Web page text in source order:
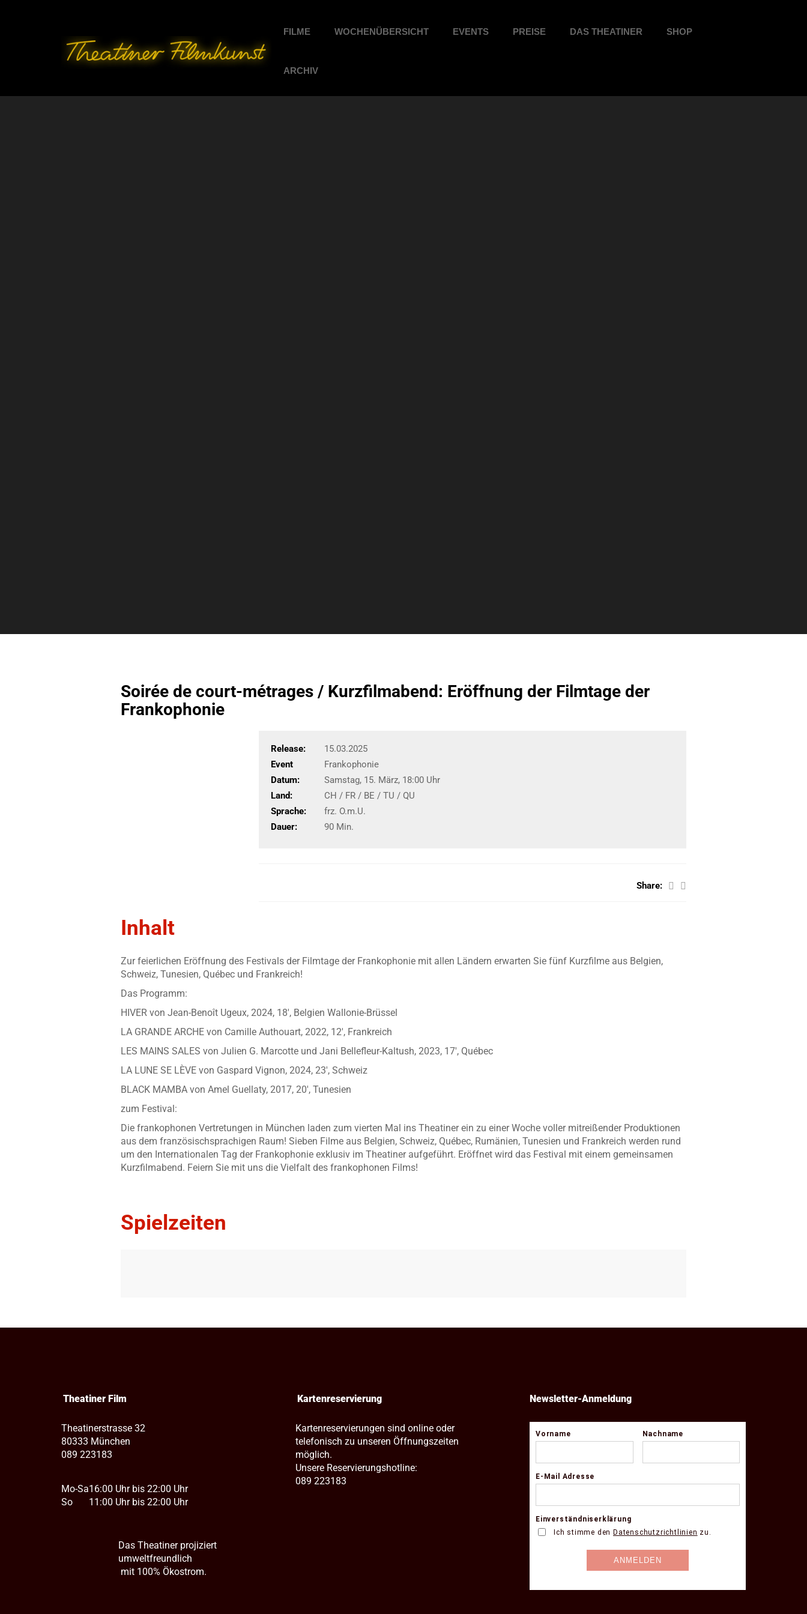
FILME WOCHENÜBERSICHT EVENTS PREISE DAS THEATINER SHOP
ARCHIV
Soirée de court-métrages / Kurzfilmabend: Eröffnung der Filmtage der
Frankophonie
Release:
15.03.2025
Event
Frankophonie
Datum:
Samstag, 15. März, 18:00 Uhr
Land:
CH / FR / BE / TU / QU
Sprache:
frz. O.m.U.
Dauer:
90 Min.
Share:
Inhalt
Zur feierlichen Eröffnung des Festivals der Filmtage der Frankophonie mit allen Ländern erwarten Sie fünf Kurzfilme aus Belgien,
Schweiz, Tunesien, Québec und Frankreich!
Das Programm:
HIVER von Jean-Benoît Ugeux, 2024, 18′, Belgien Wallonie-Brüssel
LA GRANDE ARCHE von Camille Authouart, 2022, 12′, Frankreich
LES MAINS SALES von Julien G. Marcotte und Jani Bellefleur-Kaltush, 2023, 17′, Québec
LA LUNE SE LÈVE von Gaspard Vignon, 2024, 23′, Schweiz
BLACK MAMBA von Amel Guellaty, 2017, 20′, Tunesien
zum Festival:
Die frankophonen Vertretungen in München laden zum vierten Mal ins Theatiner ein zu einer Woche voller mitreißender Produktionen
aus dem französischsprachigen Raum! Sieben Filme aus Belgien, Schweiz, Québec, Rumänien, Tunesien und Frankreich werden rund
um den Internationalen Tag der Frankophonie exklusiv im Theatiner aufgeführt. Eröffnet wird das Festival mit einem gemeinsamen
Kurzfilmabend. Feiern Sie mit uns die Vielfalt des frankophonen Films!
Spielzeiten
Theatiner Film
Theatinerstrasse 32
80333 München
089 223183
Mo-Sa
So
16:00 Uhr bis 22:00 Uhr
11:00 Uhr bis 22:00 Uhr
Das Theatiner projiziert
umweltfreundlich
mit 100% Ökostrom.
Kartenreservierung
Kartenreservierungen sind online oder
telefonisch zu unseren Öffnungszeiten
möglich.
Unsere Reservierungshotline:
089 223183
Newsletter-Anmeldung